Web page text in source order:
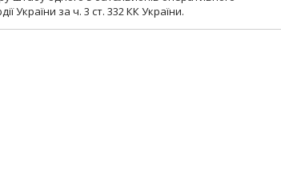
України за ч. 3 ст. 332 КК України.